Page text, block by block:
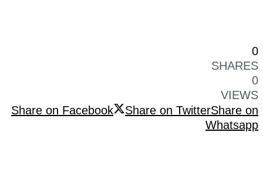
0
SHARES
0
VIEWS
Share on Facebook
Share on TwitterShare on
Whatsapp